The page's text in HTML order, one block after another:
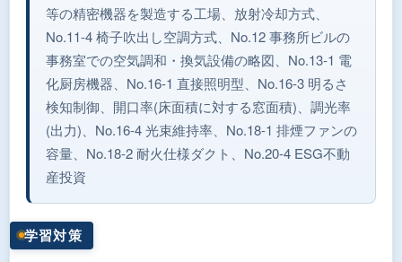
等の精密機器を製造する工場、放射冷却方式、
No.11-4 椅子吹出し空調方式、No.12 事務所ビルの
事務室での空気調和・換気設備の略図、No.13-1 電
化厨房機器、No.16-1 直接照明型、No.16-3 明るさ
検知制御、開口率(床面積に対する窓面積)、調光率
(出力)、No.16-4 光束維持率、No.18-1 排煙ファンの
容量、No.18-2 耐火仕様ダクト、No.20-4 ESG不動
産投資
学習対策